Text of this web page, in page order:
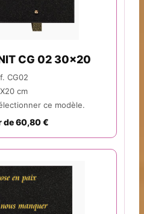
CG 02 30x20
CG02
cm
ce modèle.
de 60,80 €